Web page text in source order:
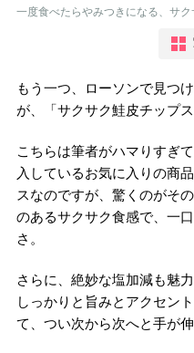
一度食べたらやみつきになる、サク
もう一つ、ローソンで見つ
が、「サクサク鮭皮チップ
こちらは筆者がハマりすぎ
入しているお気に入りの商
スなのですが、驚くのがそ
のあるサクサク食感で、一
さ。
さらに、絶妙な塩加減も魅
しっかりと旨みとアクセン
て、つい次から次へと手が